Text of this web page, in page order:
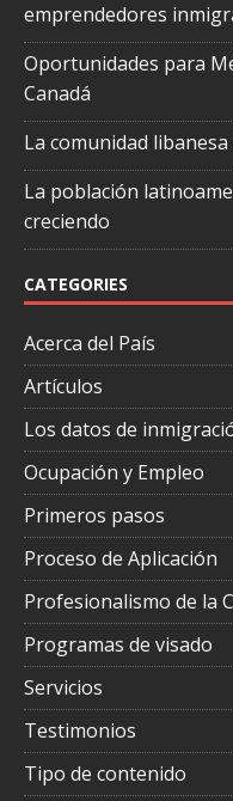
emprendedores
Oportunidades para
Canadá
La comunidad
La población
creciendo
CATEGORIES
Acerca del País
Artículos
Los datos de
Ocupación y Empleo
Primeros pasos
Proceso de Aplicación
Profesionalismo de la
Programas de visado
Servicios
Testimonios
Tipo de contenido